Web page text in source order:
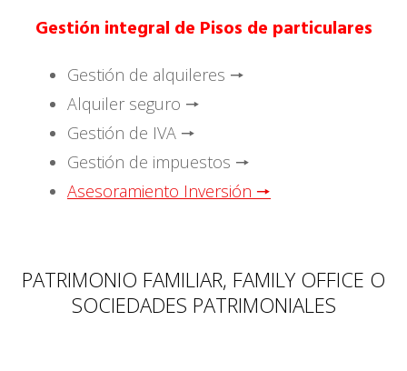
Gestión integral de Pisos de particulares
Gestión de alquileres 🠖
Alquiler seguro 🠖
Gestión de IVA 🠖
Gestión de impuestos 🠖
Asesoramiento Inversión 🠖
PATRIMONIO FAMILIAR, FAMILY OFFICE O
SOCIEDADES PATRIMONIALES